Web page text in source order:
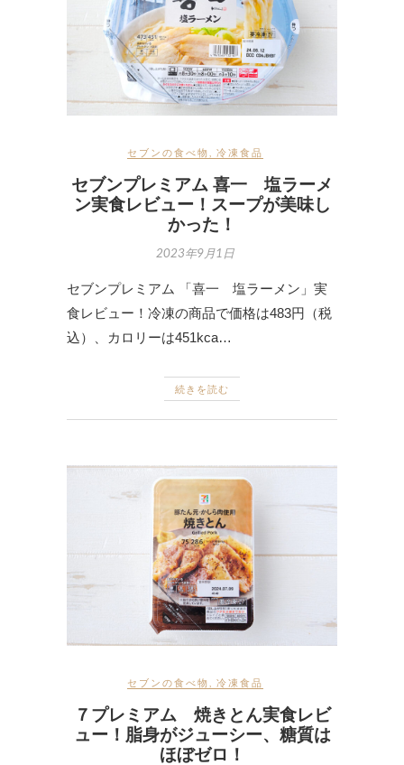
セブンの食べ物 冷凍食品
セブンプレミアム 喜一 塩ラーメ
ン実食レビュー！スープが美味し
かった！
2023年9月1日
セブンプレミアム 「喜一 塩ラーメン」実
食レビュー！冷凍の商品で価格は483円（税
込）、カロリーは451kca…
続きを読む
セブンの食べ物 冷凍食品
７プレミアム 焼きとん実食レビ
ュー！脂身がジューシー、糖質は
ほぼゼロ！